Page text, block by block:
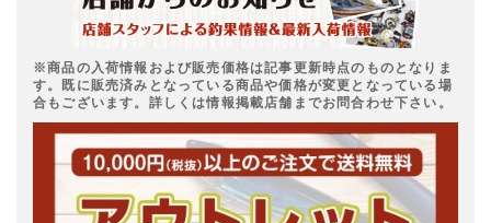
※商品の入荷情報および販売価格は記事更新時点のものとなりま
す。既に販売済みとなっている商品や価格が変更となっている場
合もございます。詳しくは情報掲載店舗までお問合わせ下さい。